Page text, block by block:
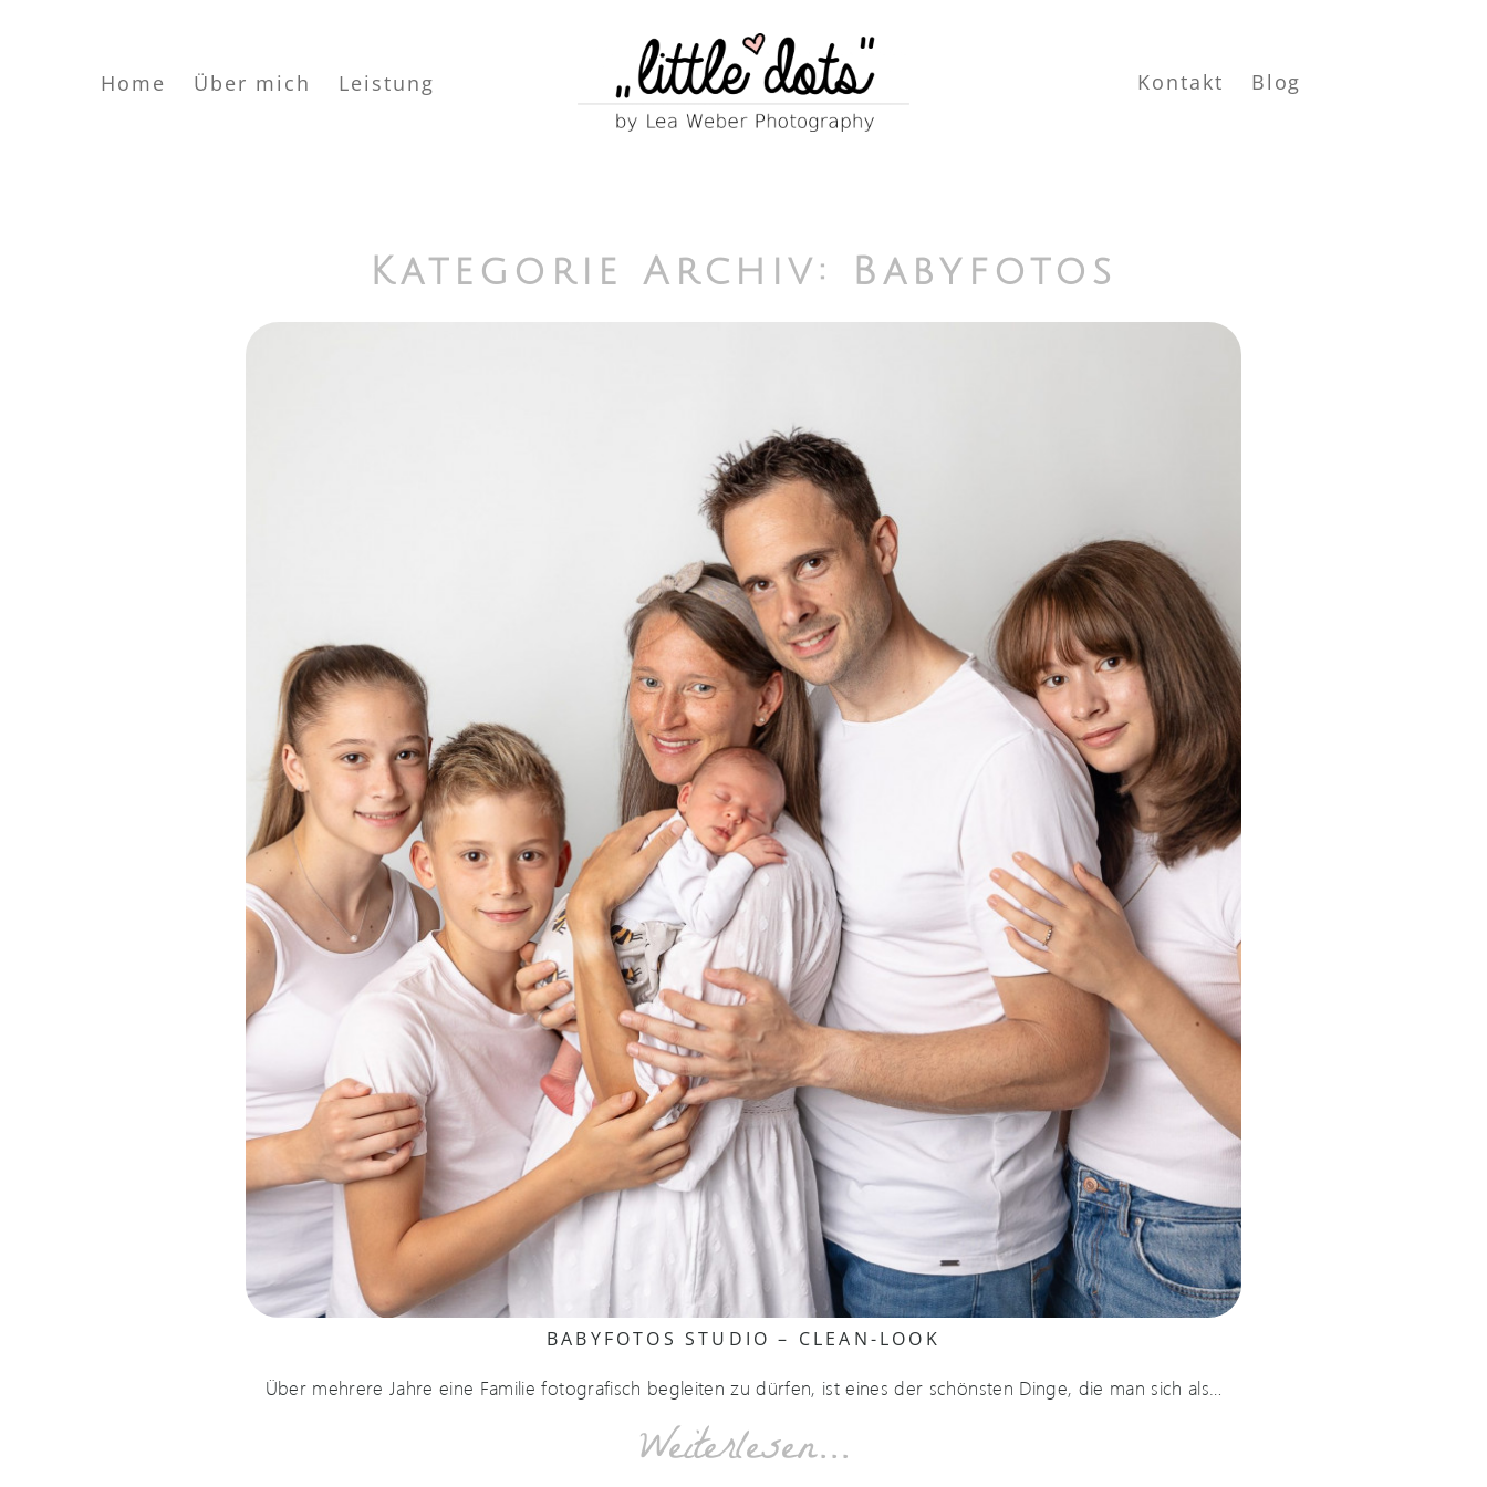
Home Über mich Leistung Kontakt Blog
Kategorie Archiv: Babyfotos
BABYFOTOS STUDIO – CLEAN-LOOK
Über mehrere Jahre eine Familie fotografisch begleiten zu dürfen, ist eines der schönsten Dinge, die man sich als…
Weiterlesen...